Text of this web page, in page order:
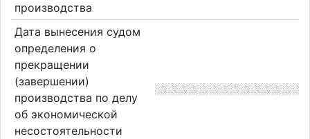
производства
Дата вынесения судом
определения о
прекращении
(завершении)
производства по делу
об экономической
несостоятельности